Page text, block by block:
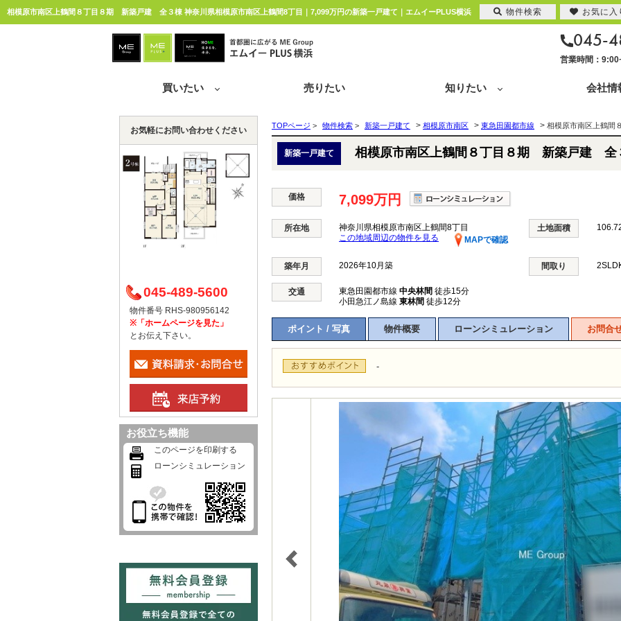
相模原市南区上鶴間８丁目８期 新築戸建 全３棟 神奈川県相模原市南区上鶴間8丁目｜7,099万円の新築一戸建て｜エムイーPLUS横浜
045-
営業時間：
買いたい 売りたい 知りたい 会社情
TOPページ > 物件検索 > 新築一戸建て > 相模原市南区 > 東急田園都市線 > 相模原市南区上鶴
新築一戸建て 相模原市南区上鶴間８丁目８期 新築戸建 全
価格 7,099万円
所在地
神奈川県相模原市南区上鶴間8丁目
MAPで確認
この地域周辺の物件を見る
土地面積
築年月 2026年10月築 間取り
交通 東急田園都市線 中央林間 徒歩15分
小田急江ノ島線 東林間 徒歩12分
ポイント / 写真 物件概要 ローンシミュレーション お問合
-
お気軽にお問い合わせください
045-489-5600
物件番号 RHS-980956142
※「ホームページを見た」
とお伝え下さい。
お役立ち機能
このページを印刷する
ローンシミュレーション
物件検索 お気に入